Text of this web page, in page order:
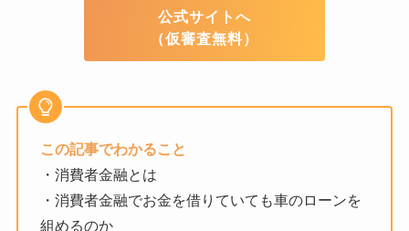
公式サイトへ
（仮審査無料）
この記事でわかること
・消費者金融とは
・消費者金融でお金を借りていても車のローンを
組めるのか